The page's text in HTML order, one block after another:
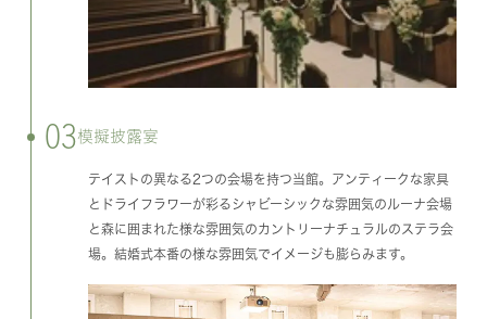
03模擬披露宴
テイストの異なる2つの会場を持つ当館。アンティークな家具
とドライフラワーが彩るシャビーシックな雰囲気のルーナ会場
と森に囲まれた様な雰囲気のカントリーナチュラルのステラ会
場。結婚式本番の様な雰囲気でイメージも膨らみます。